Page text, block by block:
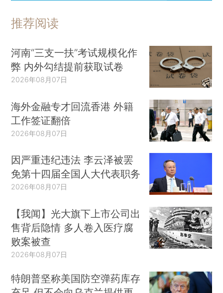
推荐阅读
河南“三支一扶”考试规模化作
弊 内外勾结提前获取试卷
2026年08月07日
海外金融专才回流香港 外籍
工作签证翻倍
2026年08月07日
因严重违纪违法 李云泽被罢
免第十四届全国人大代表职务
2026年08月07日
【我闻】光大旗下上市公司出
售背后隐情 多人卷入医疗腐
败案被查
2026年08月07日
特朗普坚称美国防空弹药库存